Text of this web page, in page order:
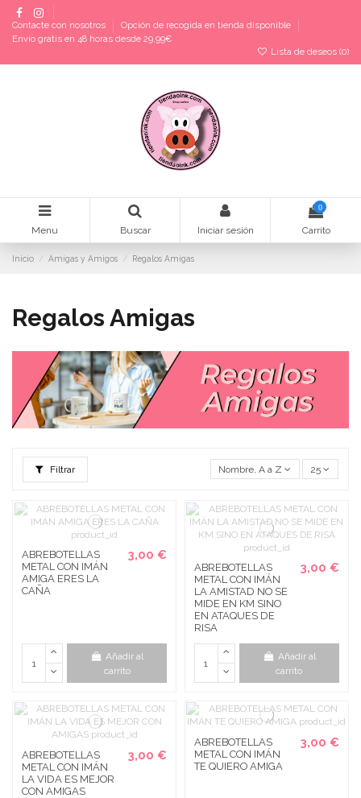
Contacte con nosotros
Opción de recogida en tienda disponible
Envío gratis en 48 horas desde 29,99€
Lista de deseos (0)
Menu Buscar Iniciar sesión
0
Carrito
Inicio Amigas y Amigos Regalos Amigas
Regalos Amigas
Filtrar Nombre, A a Z 25
ABREBOTELLAS
METAL CON IMÁN
AMIGA ERES LA
CAÑA
3,00 €
Añadir al
carrito
ABREBOTELLAS
METAL CON IMÁN
LA AMISTAD NO SE
MIDE EN KM SINO
EN ATAQUES DE
RISA
3,00 €
Añadir al
carrito
ABREBOTELLAS
METAL CON IMÁN
LA VIDA ES MEJOR
CON AMIGAS
3,00 €
ABREBOTELLAS
METAL CON IMÁN
TE QUIERO AMIGA
3,00 €